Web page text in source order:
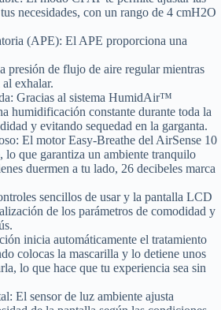
necesidades, con un rango de 4 cmH2O
(APE): El APE proporciona una
presión de flujo de aire regular mientras
exhalar.
Gracias al sistema HumidAir™
humidificación constante durante toda la
y evitando sequedad en la garganta.
: El motor Easy-Breathe del AirSense 10
lo que garantiza un ambiente tranquilo
duermen a tu lado, 26 decibeles marca
sencillos de usar y la pantalla LCD
de los parámetros de comodidad y
inicia automáticamente el tratamiento
colocas la mascarilla y lo detiene unos
lo que hace que tu experiencia sea sin
El sensor de luz ambiente ajusta